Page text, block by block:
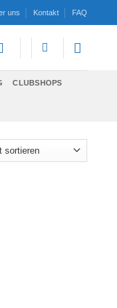
uns Kontakt FAQ
CLUBSHOPS